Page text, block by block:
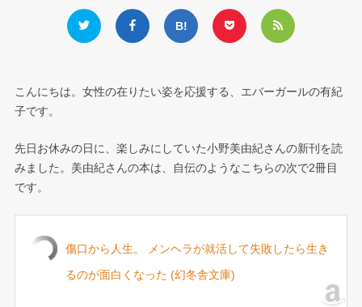
こんにちは。女性の在りたい姿を応援する、エバーガールの有紀
子です。
先日お休みの日に、楽しみにしていた小野美由紀さんの新刊を読
みました。美由紀さんの本は、自伝のようなこちらの次で2冊目
です。
傷口から人生。 メンヘラが就活して失敗したら生き
るのが面白くなった (幻冬舎文庫)